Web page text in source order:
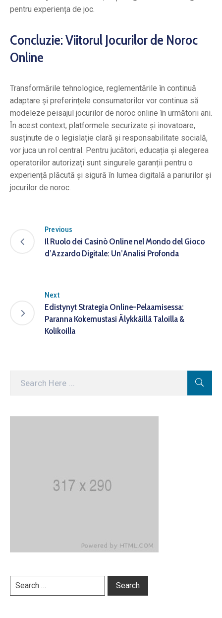
pentru experiența de joc.
Concluzie: Viitorul Jocurilor de Noroc
Online
Transformările tehnologice, reglementările în continuă
adaptare și preferințele consumatorilor vor continua să
modeleze peisajul jocurilor de noroc online în următorii ani.
În acest context, platformele securizate și inovatoare,
susținute de o legislație clară și responsabilitate socială,
vor juca un rol central. Pentru jucători, educația și alegerea
operatorilor autorizați sunt singurele garanții pentru o
experiență plăcută și sigură în lumea digitală a pariurilor și
jocurilor de noroc.
Previous
Il Ruolo dei Casinò Online nel Mondo del Gioco
d’Azzardo Digitale: Un’Analisi Profonda
Next
Edistynyt Strategia Online-Pelaamisessa:
Paranna Kokemustasi Älykkäillä Taloilla &
Kolikoilla